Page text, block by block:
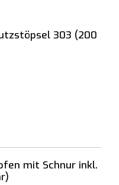
303 (200
mit Schnur inkl.